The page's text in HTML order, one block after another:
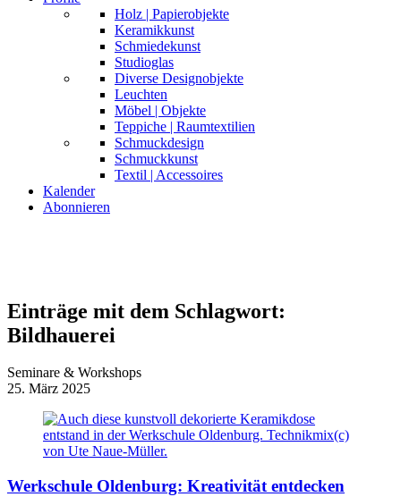
Holz | Papierobjekte
Keramikkunst
Schmiedekunst
Studioglas
Diverse Designobjekte
Leuchten
Möbel | Objekte
Teppiche | Raumtextilien
Schmuckdesign
Schmuckkunst
Textil | Accessoires
Kalender
Abonnieren
Einträge mit dem Schlagwort:
Bildhauerei
Seminare & Workshops
25. März 2025
Werkschule Oldenburg: Kreativität entdecken